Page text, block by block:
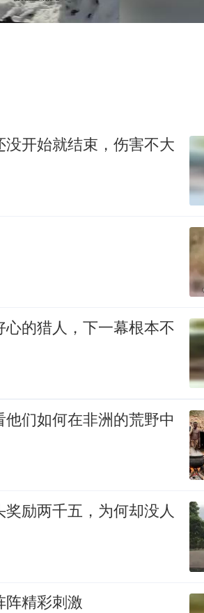
录用为公务员
说了算
性和活力
开始就结束，伤害不大
的猎人，下一幕根本不
们如何在非洲的荒野中
励两千五，为何却没人
阵精彩刺激